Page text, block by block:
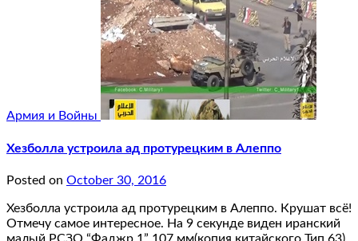
Армия и Войны
Хезболла устроила ад протурецким в Алеппо
Posted on October 30, 2016
Хезболла устроила ад протурецким в Алеппо. Крушат всё!
Отмечу самое интересное. На 9 секунде виден иранский